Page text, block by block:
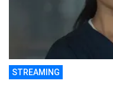
STREAMING